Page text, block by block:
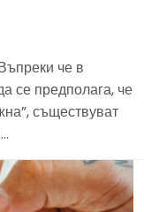
че в
се предполага, че
съществуват